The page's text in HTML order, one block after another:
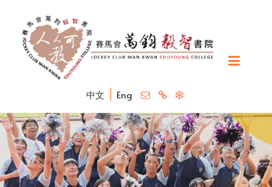
中文 Eng